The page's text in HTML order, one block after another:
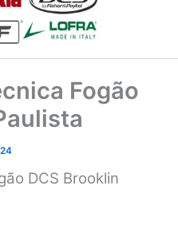
Fogão
DCS Brooklin